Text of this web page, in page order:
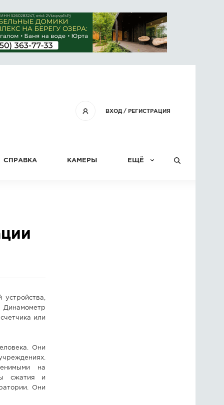
ВХОД/ РЕГИСТРАЦИЯ
СПРАВКА КАМЕРЫ ЕЩЁ
Динамометр
или
Они
на
сжатия и
Они